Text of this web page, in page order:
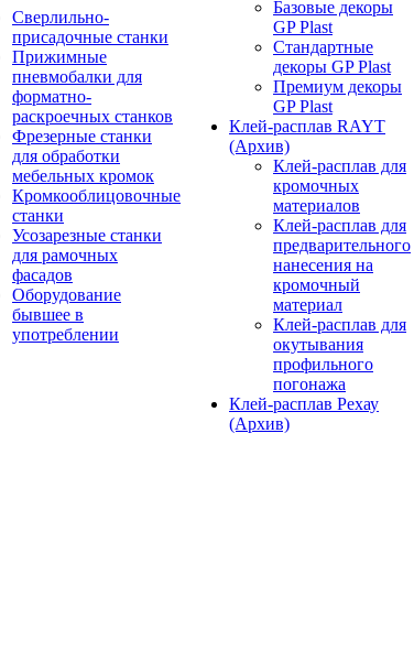
Сверлильно-
присадочные станки
Прижимные
пневмобалки для
форматно-
раскроечных станков
Фрезерные станки
для обработки
мебельных кромок
Кромкооблицовочные
станки
Усозарезные станки
для рамочных
фасадов
Оборудование
бывшее в
употреблении
Базовые декоры
GP Plast
Стандартные
декоры GP Plast
Премиум декоры
GP Plast
Клей-расплав RAYT
(Архив)
Клей-расплав для
кромочных
материалов
Клей-расплав для
предварительного
нанесения на
кромочный
материал
Клей-расплав для
окутывания
профильного
погонажа
Клей-расплав Рехау
(Архив)